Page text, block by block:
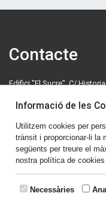
Contacte
Edifici "El Sucre", C/
Política de cookies
Avís legal
Informació de les
Utilitzem cookies per
trànsit i proporcionar-li la
següents per treure el
nostra política de
Necessàries